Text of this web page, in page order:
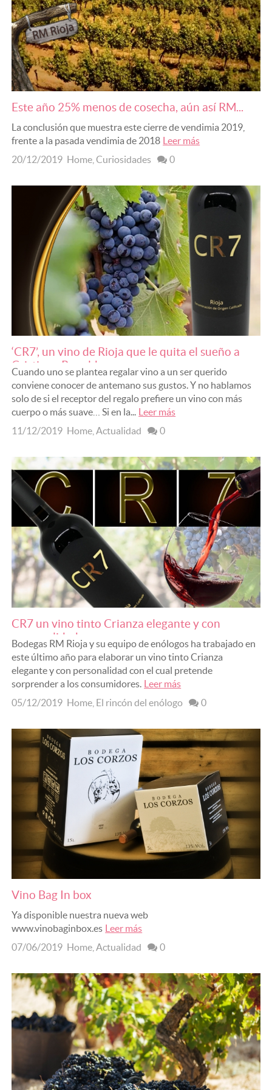
POR TIPO DE VINO
Vino Tinto
Vino Blanco
Vino Rosado
Vino Clarete
Sidra Natural
POR DENOMINACIÓN
DOC Rioja
Vinos de España
Otras DOC e IGP
POR AÑADA
Vino Joven
Vino de Autor
Este año 25% menos de cosecha, aún así RM...
La conclusión que muestra este cierre de vendimia 2019,
frente a la pasada vendimia de 2018 Leer más
20/12/2019 Home ,Curiosidades 0
‘CR7’, un vino de Rioja que le quita el sueño a
Cristiano Ronaldo
Cuando uno se plantea regalar vino a un ser querido
conviene conocer de antemano sus gustos. Y no hablamos
solo de si el receptor del regalo prefiere un vino con más
cuerpo o más suave… Si en la...
Leer más
11/12/2019 Home ,Actualidad 0
CR7 un vino tinto Crianza elegante y con
personalidad
Bodegas RM Rioja y su equipo de enólogos ha trabajado en
este último año para elaborar un vino tinto Crianza
elegante y con personalidad con el cual pretende
sorprender a los consumidores. Leer más
05/12/2019 Home El rincón del enólogo 0
Vino Bag In box
Ya disponible nuestra nueva web
www.vinobaginbox.es Leer más
07/06/2019 Home ,Actualidad 0